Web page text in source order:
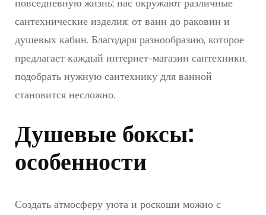
сантехнические изделия: от ванн до раковин и
душевых кабин. Благодаря разнообразию, которое
предлагает каждый интернет-магазин сантехники,
подобрать нужную сантехнику для ванной
становится несложно.
Душевые боксы:
особенности
Создать атмосферу уюта и роскоши можно с